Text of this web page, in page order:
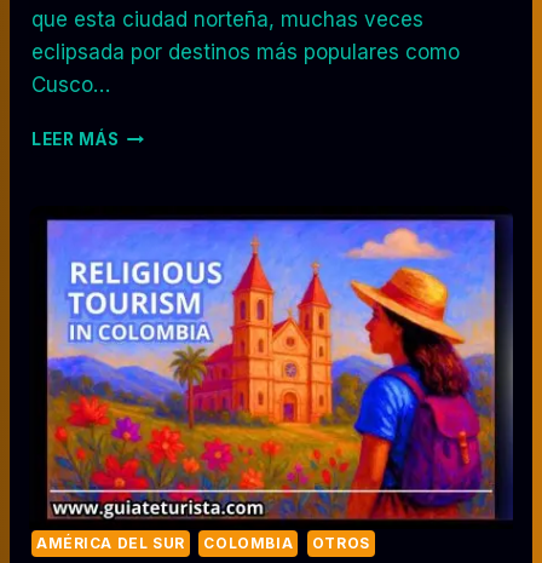
U
N
que esta ciudad norteña, muchas veces
eclipsada por destinos más populares como
Cusco…
LEER MÁS
U
B
R
I
E
N
D
O
L
O
S
L
U
AMÉRICA DEL SUR COLOMBIA OTROS